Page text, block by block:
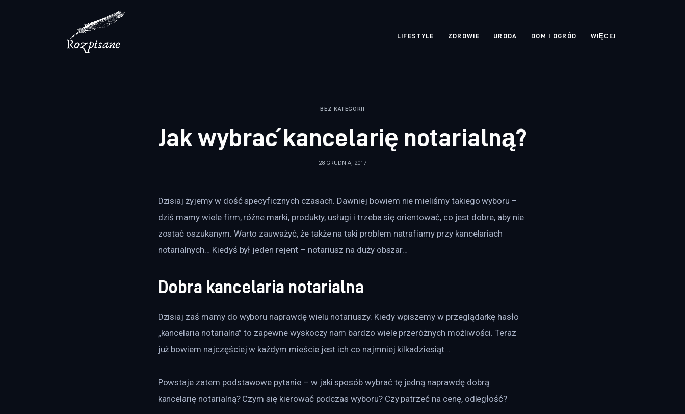
LIFESTYLE ZDROWIE URODA DOM I OGRÓD WIĘCEJ
BEZ KATEGORII
Jak wybrać kancelarię notarialną?
28 GRUDNIA, 2017
Dzisiaj żyjemy w dość specyficznych czasach. Dawniej bowiem nie mieliśmy takiego wyboru –
dziś mamy wiele firm, różne marki, produkty, usługi i trzeba się orientować, co jest dobre, aby nie
zostać oszukanym. Warto zauważyć, że także na taki problem natrafiamy przy kancelariach
notarialnych… Kiedyś był jeden rejent – notariusz na duży obszar…
Dobra kancelaria notarialna
Dzisiaj zaś mamy do wyboru naprawdę wielu notariuszy. Kiedy wpiszemy w przeglądarkę hasło
„kancelaria notarialna” to zapewne wyskoczy nam bardzo wiele przeróżnych możliwości. Teraz
już bowiem najczęściej w każdym mieście jest ich co najmniej kilkadziesiąt…
Powstaje zatem podstawowe pytanie – w jaki sposób wybrać tę jedną naprawdę dobrą
kancelarię notarialną? Czym się kierować podczas wyboru? Czy patrzeć na cenę, odległość?